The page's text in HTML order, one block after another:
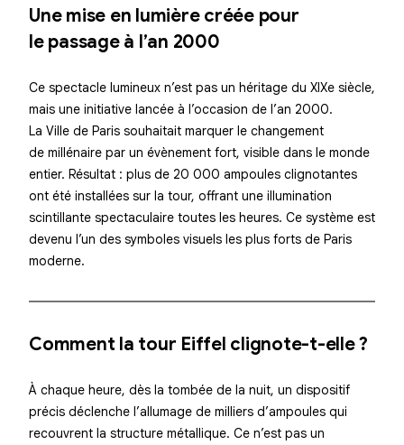
Une mise en lumière créée pour
le passage à l’an 2000
Ce spectacle lumineux n’est pas un héritage du XIXe siècle,
mais une initiative lancée à l’occasion de l’an 2000.
La Ville de Paris souhaitait marquer le changement
de millénaire par un évènement fort, visible dans le monde
entier. Résultat : plus de 20 000 ampoules clignotantes
ont été installées sur la tour, offrant une illumination
scintillante spectaculaire toutes les heures. Ce système est
devenu l’un des symboles visuels les plus forts de Paris
moderne.
Comment la tour Eiffel clignote-t-elle ?
À chaque heure, dès la tombée de la nuit, un dispositif
précis déclenche l’allumage de milliers d’ampoules qui
recouvrent la structure métallique. Ce n’est pas un